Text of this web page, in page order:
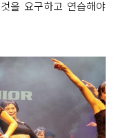
을 요구하고 연습해야